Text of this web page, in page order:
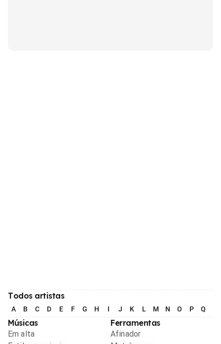
Todos artistas
A B C D E F G H I J K L M N O P Q
Músicas
Em alta
Ferramentas
Afinador